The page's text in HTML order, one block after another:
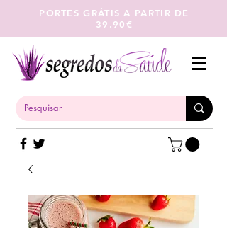
PORTES GRÁTIS A PARTIR DE
39.90€